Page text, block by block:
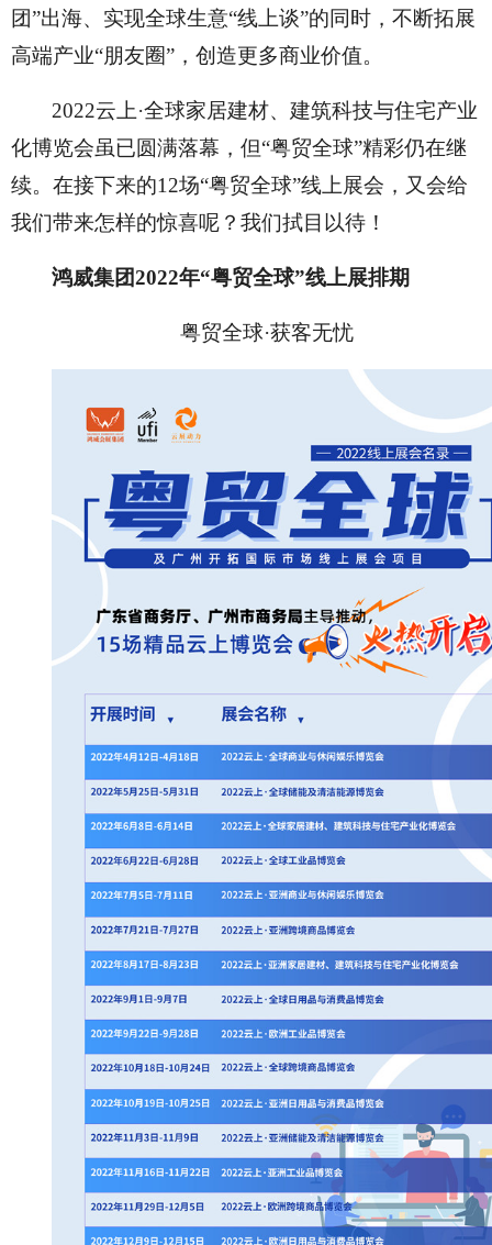
团”出海、实现全球生意“线上谈”的同时，不断拓展
高端产业“朋友圈”，创造更多商业价值。
2022云上·全球家居建材、建筑科技与住宅产业
化博览会虽已圆满落幕，但“粤贸全球”精彩仍在继
续。在接下来的12场“粤贸全球”线上展会，又会给
我们带来怎样的惊喜呢？我们拭目以待！
鸿威集团2022年“粤贸全球”线上展排期
粤贸全球·获客无忧